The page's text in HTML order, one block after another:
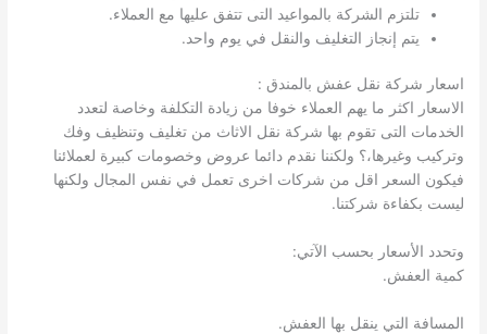
تلتزم الشركة بالمواعيد التى تتفق عليها مع العملاء.
يتم إنجاز التغليف والنقل في يوم واحد.
اسعار شركة نقل عفش بالمندق :
الاسعار اكثر ما يهم العملاء خوفا من زيادة التكلفة وخاصة لتعدد
الخدمات التى تقوم بها شركة نقل الاثاث من تغليف وتنظيف وفك
وتركيب وغيرها،؟ ولكننا نقدم دائما عروض وخصومات كبيرة لعملائنا
فيكون السعر اقل من شركات اخرى تعمل في نفس المجال ولكنها
ليست بكفاءة شركتنا.
وتحدد الأسعار بحسب الآتي:
كمية العفش.
المسافة التي ينقل بها العفش.